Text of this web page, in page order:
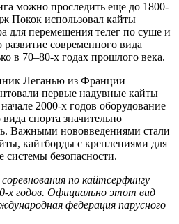
можно проследить еще до 1800-
Покок использовал кайты
для перемещения телег по суше и
современного вида
в 70–80-х годах прошлого века.
Леганью из Франции
первые надувные кайты
2000-х годов оборудование
спорта значительно
Важными нововведениями стали
кайтборды с креплениями для
безопасности.
по кайтсерфингу
х годов. Официально этот вид
федерация парусного